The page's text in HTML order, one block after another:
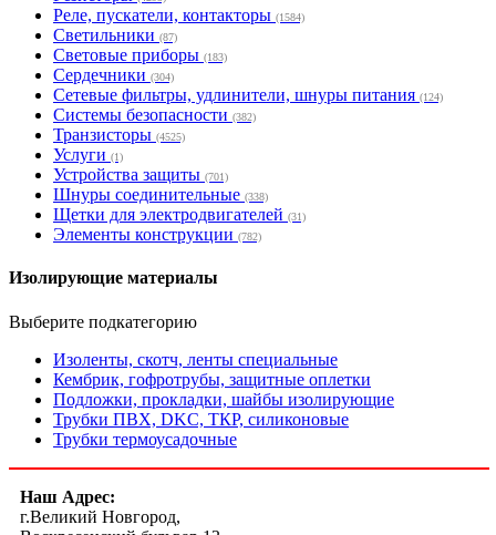
Реле, пускатели, контакторы (1584)
Светильники (87)
Световые приборы (183)
Сердечники (304)
Сетевые фильтры, удлинители, шнуры питания (124)
Системы безопасности (382)
Транзисторы (4525)
Услуги (1)
Устройства защиты (701)
Шнуры соединительные (338)
Щетки для электродвигателей (31)
Элементы конструкции (782)
Изолирующие материалы
Выберите подкатегорию
Изоленты, скотч, ленты специальные
Кембрик, гофротрубы, защитные оплетки
Подложки, прокладки, шайбы изолирующие
Трубки ПВХ, DKC, ТКР, силиконовые
Трубки термоусадочные
Наш Адрес:
г.Великий Новгород,